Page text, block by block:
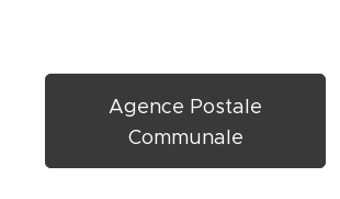
Agence Postale
Communale